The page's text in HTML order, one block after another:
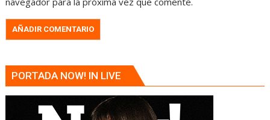
PORTADA NOW! IN LIVE